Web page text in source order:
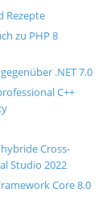
Rezepte
zu PHP 8
.NET 7.0
C++
Cross-
Studio 2022
Core 8.0